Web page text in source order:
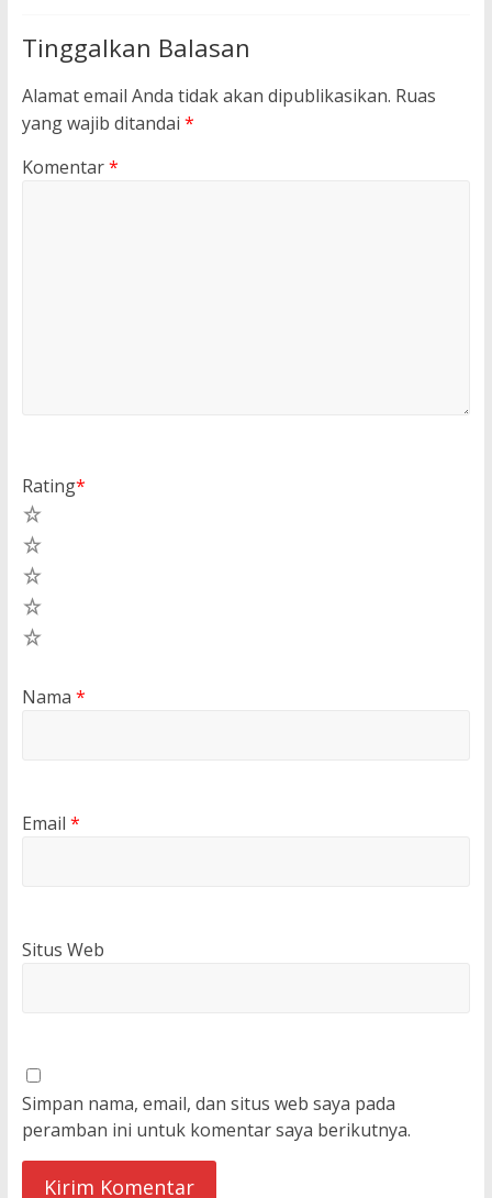
Tinggalkan Balasan
Alamat email Anda tidak akan dipublikasikan. Ruas
yang wajib ditandai *
Komentar*
Rating*
Nama *
Email *
Situs Web
Simpan nama, email, dan situs web saya pada
peramban ini untuk komentar saya berikutnya.